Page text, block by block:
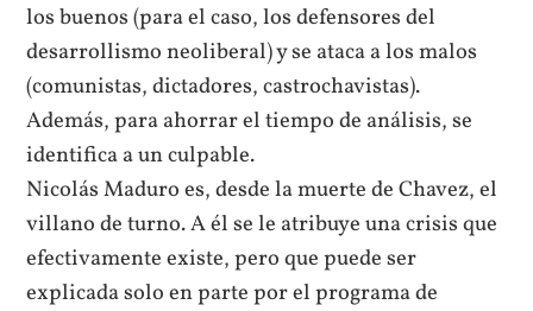
los buenos (para el caso, los defensores del
desarrollismo neoliberal) y se ataca a los malos
(comunistas, dictadores, castrochavistas).
Además, para ahorrar el tiempo de análisis, se
identifica a un culpable.
Nicolás Maduro es, desde la muerte de Chavez, el
villano de turno. A él se le atribuye una crisis que
efectivamente existe, pero que puede ser
explicada solo en parte por el programa de